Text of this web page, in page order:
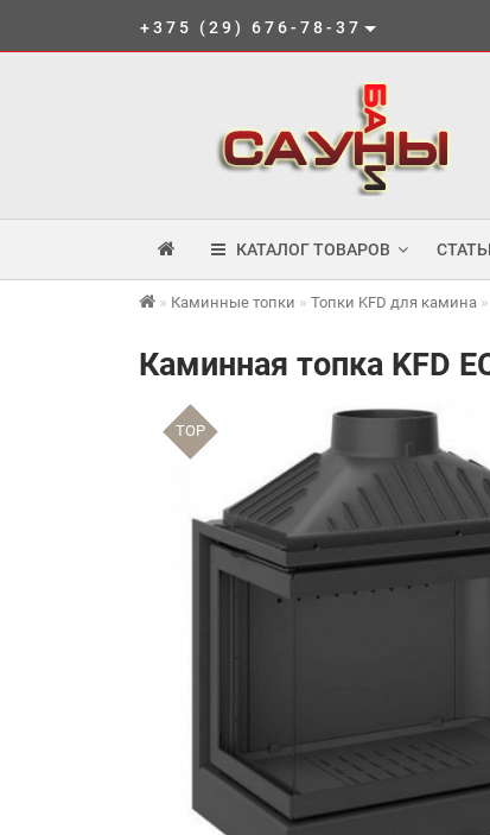
+375 (29) 676-78-37
КАТАЛОГ ТОВАРОВ
Каминные топки Топки KFD для камина
Каминная топка KFD
TOP